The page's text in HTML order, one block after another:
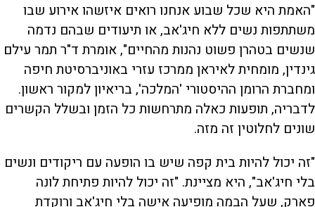
"האמת היא שכל שבוע אנחנו רואים איזשהו אירוע שבו
משתתפות נשים ללא חיג'אב, או תיעודים שבהם נדמה
שנשים בטהרן פשוט נהנות מהחיים", אומרת ד"ר תמר עילם
גינדין, מומחית לאיראן ממרכז עזרי באוניברסיטת חיפה
ומחברת הרומן ההיסטורי 'המלכה', בריאיון למקור ראשון.
לדבריה, תופעות כאלה מתרחשות כל הזמן ובשלל הקשרים
שונים לחלוטין זה מזה.
"זה יכול להיות בית קפה שיש בו הופעה עם ריקודים ונשים
בלי חיג'אב", היא מציינת. "זה יכול להיות פתיחת לונה
פארק, שעל הבמה מופיעה אישה בלי חיג'אב ורוקדת